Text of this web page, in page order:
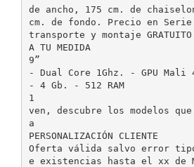
de ancho, 175 cm. de
cm. de fondo. Precio en
transporte y montaje
A TU MEDIDA
9”
- Dual Core 1Ghz. - GPU Mali
- 4 Gb. - 512 RAM
1
ven, descubre los modelos que
a
PERSONALIZACIÓN CLIENTE
Oferta válida salvo error
e existencias hasta el xx de